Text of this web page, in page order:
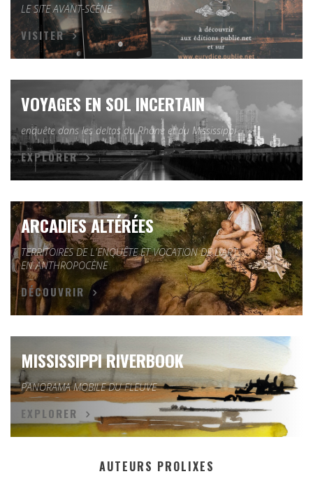
LE SITE AVANT-SCÈNE
VISITER
VOYAGES EN SOL INCERTAIN
enquête dans les deltas du Rhône et du Mississippi
EXPLORER
ARCADIES ALTÉRÉES
TERRITOIRES DE L'ENQUÊTE ET VOCATION DE L'ART
EN ANTHROPOCÈNE
DÉCOUVRIR
MISSISSIPPI RIVERBOOK
PANORAMA MOBILE DU FLEUVE
EXPLORER
AUTEURS PROLIXES